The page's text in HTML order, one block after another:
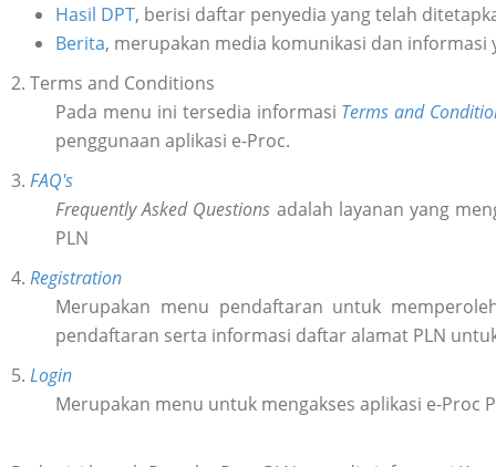
Hasil DPT, berisi daftar penyedia yang telah
Berita, merupakan media komunikasi dan
2. Terms and Conditions
Pada menu ini tersedia informasi Terms and
penggunaan aplikasi e-Proc.
3. FAQ's
Frequently Asked Questions adalah layanan yang
PLN
4. Registration
Merupakan menu pendaftaran untuk
pendaftaran serta informasi daftar alamat PLN
5. Login
Merupakan menu untuk mengakses aplikasi e-